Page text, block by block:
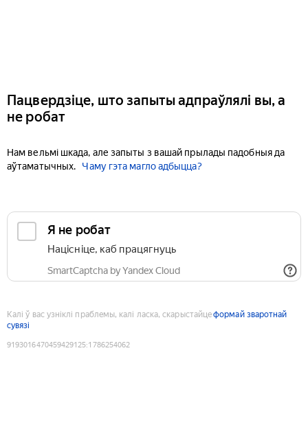
Пацвердзіце, што запыты адпраўлялі вы, а
не робат
Нам вельмі шкада, але запыты з вашай прылады падобныя да
аўтаматычных.
Чаму гэта магло адбыцца?
Я не робат
Націсніце, каб працягнуць
SmartCaptcha by Yandex Cloud
Калі ў вас узніклі праблемы, калі ласка, скарыстайцеформай зваротнай
сувязі
9193016470459429125:1786254062